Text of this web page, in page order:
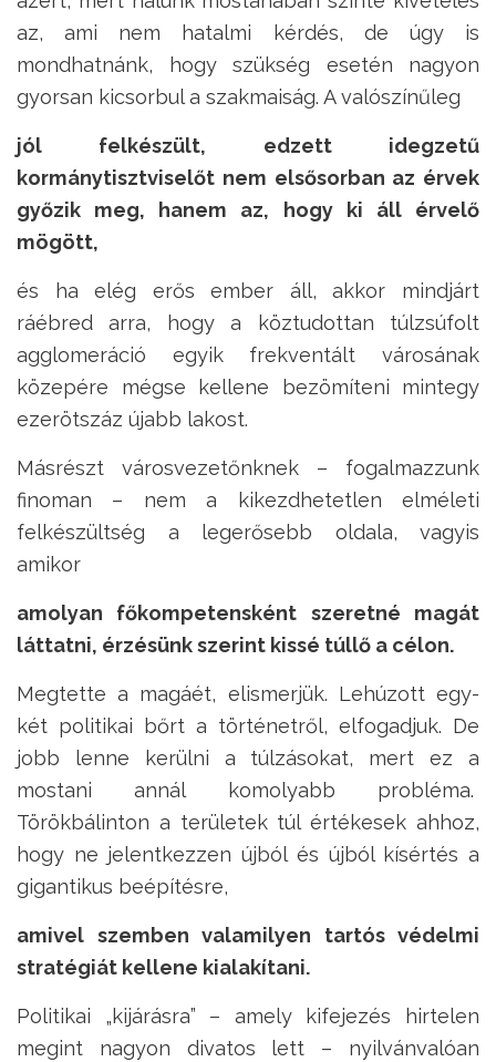
az, ami nem hatalmi kérdés, de úgy is
mondhatnánk, hogy szükség esetén nagyon
gyorsan kicsorbul a szakmaiság. A valószínűleg
jól felkészült, edzett idegzetű
kormánytisztviselőt nem elsősorban az érvek
győzik meg, hanem az, hogy ki áll érvelő
mögött,
és ha elég erős ember áll, akkor mindjárt
ráébred arra, hogy a köztudottan túlzsúfolt
agglomeráció egyik frekventált városának
közepére mégse kellene bezömíteni mintegy
ezerötszáz újabb lakost.
Másrészt városvezetőnknek – fogalmazzunk
finoman – nem a kikezdhetetlen elméleti
felkészültség a legerősebb oldala, vagyis
amikor
amolyan főkompetensként szeretné magát
láttatni, érzésünk szerint kissé túllő a célon.
Megtette a magáét, elismerjük. Lehúzott egy-
két politikai bőrt a történetről, elfogadjuk. De
jobb lenne kerülni a túlzásokat, mert ez a
mostani annál komolyabb probléma.
Törökbálinton a területek túl értékesek ahhoz,
hogy ne jelentkezzen újból és újból kísértés a
gigantikus beépítésre,
amivel szemben valamilyen tartós védelmi
stratégiát kellene kialakítani.
Politikai „kijárásra” – amely kifejezés hirtelen
megint nagyon divatos lett – nyilvánvalóan